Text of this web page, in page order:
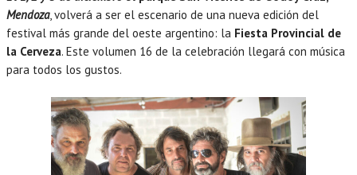
Mendoza, volverá a ser el escenario de una nueva edición del
festival más grande del oeste argentino: la Fiesta Provincial de
la Cerveza. Este volumen 16 de la celebración llegará con música
para todos los gustos.